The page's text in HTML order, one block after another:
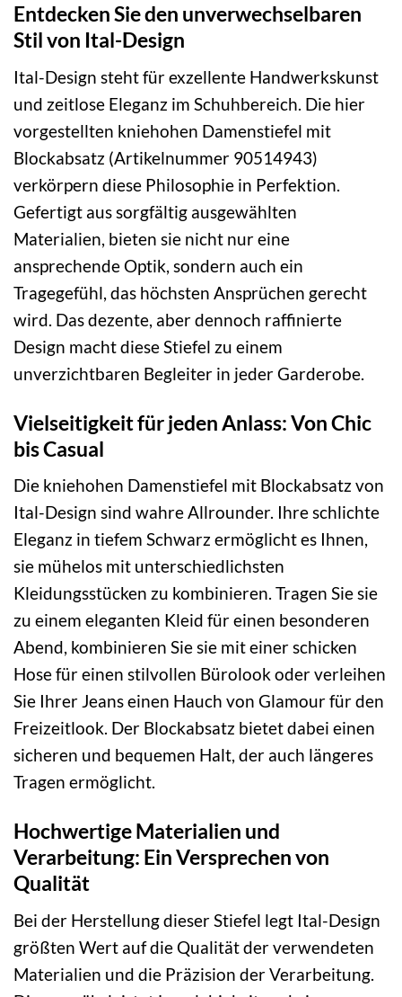
Entdecken Sie den unverwechselbaren
Stil von Ital-Design
Ital-Design steht für exzellente Handwerkskunst
und zeitlose Eleganz im Schuhbereich. Die hier
vorgestellten kniehohen Damenstiefel mit
Blockabsatz (Artikelnummer 90514943)
verkörpern diese Philosophie in Perfektion.
Gefertigt aus sorgfältig ausgewählten
Materialien, bieten sie nicht nur eine
ansprechende Optik, sondern auch ein
Tragegefühl, das höchsten Ansprüchen gerecht
wird. Das dezente, aber dennoch raffinierte
Design macht diese Stiefel zu einem
unverzichtbaren Begleiter in jeder Garderobe.
Vielseitigkeit für jeden Anlass: Von Chic
bis Casual
Die kniehohen Damenstiefel mit Blockabsatz von
Ital-Design sind wahre Allrounder. Ihre schlichte
Eleganz in tiefem Schwarz ermöglicht es Ihnen,
sie mühelos mit unterschiedlichsten
Kleidungsstücken zu kombinieren. Tragen Sie sie
zu einem eleganten Kleid für einen besonderen
Abend, kombinieren Sie sie mit einer schicken
Hose für einen stilvollen Bürolook oder verleihen
Sie Ihrer Jeans einen Hauch von Glamour für den
Freizeitlook. Der Blockabsatz bietet dabei einen
sicheren und bequemen Halt, der auch längeres
Tragen ermöglicht.
Hochwertige Materialien und
Verarbeitung: Ein Versprechen von
Qualität
Bei der Herstellung dieser Stiefel legt Ital-Design
größten Wert auf die Qualität der verwendeten
Materialien und die Präzision der Verarbeitung.